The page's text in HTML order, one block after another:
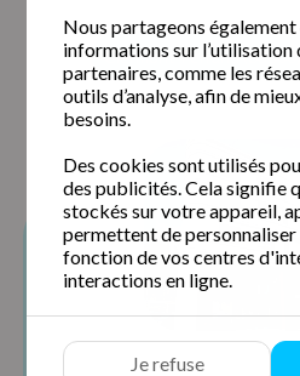
Nous partageons
informations sur l’utilisation
partenaires, comme les
outils d’analyse, afin de
besoins.
Des cookies sont utilisés
des publicités. Cela signifie
stockés sur votre appareil,
permettent de personnaliser
fonction de vos centres
interactions en ligne.
Je refuse
Clermont-Ferrand (63000)